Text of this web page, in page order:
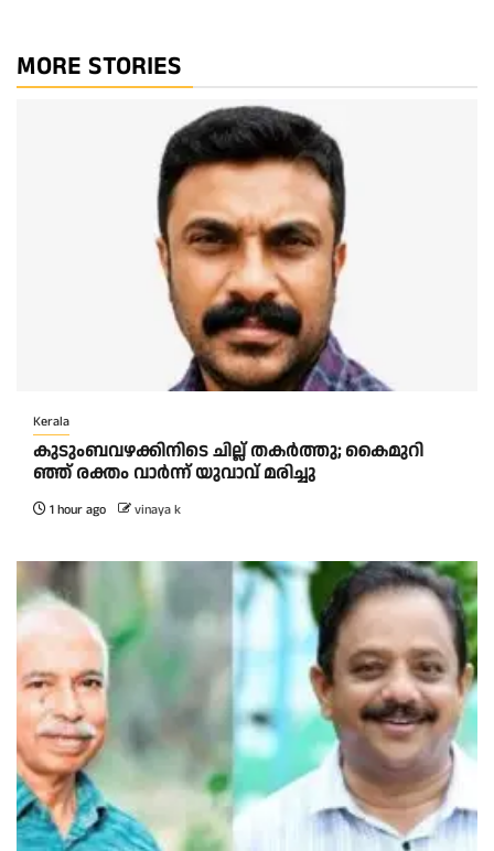
MORE STORIES
Kerala
കു​ടും​ബ​വ​ഴ​ക്കി​നി​ടെ ചി​ല്ല് ത​ക​ർ​ത്തു; കൈ​മു​റി​
ഞ്ഞ് ര​ക്തം വാ​ർ​ന്ന് യു​വാ​വ് മ​രി​ച്ചു
1 hour ago vinaya k